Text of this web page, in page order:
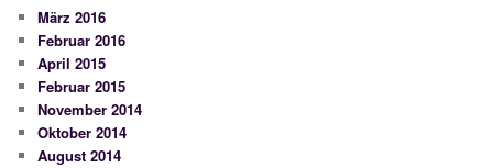
März 2016
Februar 2016
April 2015
Februar 2015
November 2014
Oktober 2014
August 2014